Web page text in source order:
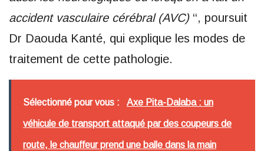
accident vasculaire cérébral (AVC)‘‘, poursuit
Dr Daouda Kanté, qui explique les modes de
traitement de cette pathologie.
Sélectionné pour vous : Axe Pita-Dalaba : un
véhicule de transport attaqué par des coupeurs de
route, le chauffeur prend une balle dans la main